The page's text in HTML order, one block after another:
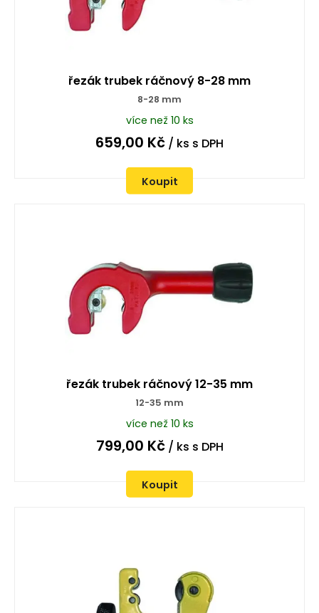
řezák trubek ráčnový 8-28 mm
8-28 mm
více než 10 ks
659,00 Kč / ks s DPH
Koupit
řezák trubek ráčnový 12-35 mm
12-35 mm
více než 10 ks
799,00 Kč/ ks s DPH
Koupit